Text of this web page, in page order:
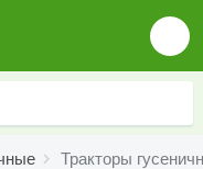
Тракторы